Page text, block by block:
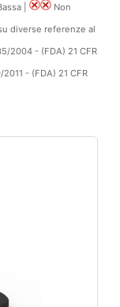
|
Non
diverse referenze al
2004 - (FDA) 21 CFR
- (FDA) 21 CFR